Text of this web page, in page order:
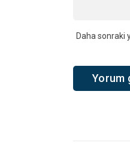
Daha sonraki